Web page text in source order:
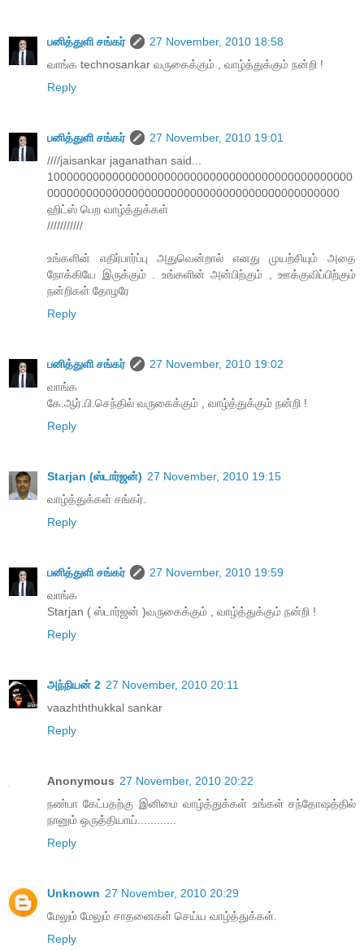
பனித்துளி சங்கர்
27 November, 2010 18:58
வாங்க technosankar வருகைக்கும் , வாழ்த்துக்கும் நன்றி !
Reply
பனித்துளி சங்கர்
27 November, 2010 19:01
////jaisankar jaganathan said...
10000000000000000000000000000000000000000000000
000000000000000000000000000000000000000000000
ஹிட்ஸ் பெற வாழ்த்துக்கள்
///////////
உங்களின் எதிர்பார்ப்பு அதுவென்றால் எனது முயற்சியும் அதை
நோக்கியே இருக்கும் . உங்களின் அன்பிற்கும் , ஊக்குவிப்பிற்கும்
நன்றிகள் தோழரே
Reply
பனித்துளி சங்கர்
27 November, 2010 19:02
வாங்க
கே.ஆர்.பி.செந்தில் வருகைக்கும் , வாழ்த்துக்கும் நன்றி !
Reply
Starjan (ஸ்டார்ஜன்) 27 November, 2010 19:15
வாழ்த்துக்கள் சங்கர்.
Reply
பனித்துளி சங்கர்
27 November, 2010 19:59
வாங்க
Starjan ( ஸ்டார்ஜன் )வருகைக்கும் , வாழ்த்துக்கும் நன்றி !
Reply
அந்நியன் 2 27 November, 2010 20:11
vaazhththukkal sankar
Reply
Anonymous 27 November, 2010 20:22
நண்பா கேட்பதற்கு இனிமை வாழ்த்துக்கள் உங்கள் சந்தோஷத்தில்
நானும் ஒருத்தியாய்............
Reply
Unknown 27 November, 2010 20:29
மேலும் மேலும் சாதனைகள் செய்ய வாழ்த்துக்கள்.
Reply